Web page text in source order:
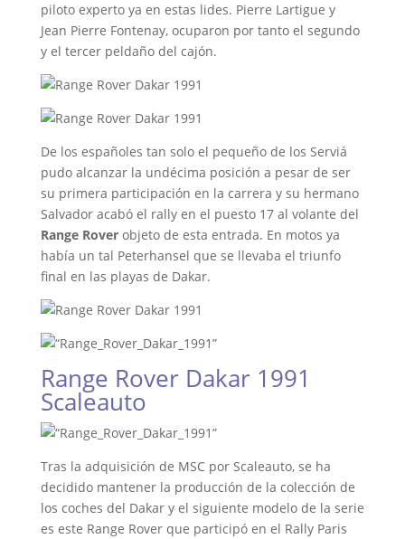
piloto experto ya en estas lides. Pierre Lartigue y
Jean Pierre Fontenay, ocuparon por tanto el segundo
y el tercer peldaño del cajón.
De los españoles tan solo el pequeño de los Serviá
pudo alcanzar la undécima posición a pesar de ser
su primera participación en la carrera y su hermano
Salvador acabó el rally en el puesto 17 al volante del
Range Roverobjeto de esta entrada. En motos ya
había un tal Peterhansel que se llevaba el triunfo
final en las playas de Dakar.
Range Rover Dakar 1991
Scaleauto
Tras la adquisición de MSC por Scaleauto, se ha
decidido mantener la producción de la colección de
los coches del Dakar y el siguiente modelo de la serie
es este Range Rover que participó en el Rally Paris